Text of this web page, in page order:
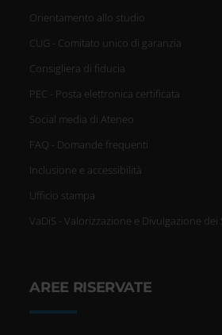
Orientamento allo studio
CUG - Comitato unico di garanzia
Consigliera di fiducia
PEC - Posta elettronica certificata
Social media di Ateneo
FAQ - Domande frequenti
Inclusione e accessibilità
Ufficio stampa
VaDiS - Valorizzazione e Divulgazione dei
AREE RISERVATE